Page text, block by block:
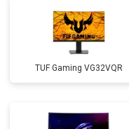
TUF Gaming VG32VQR